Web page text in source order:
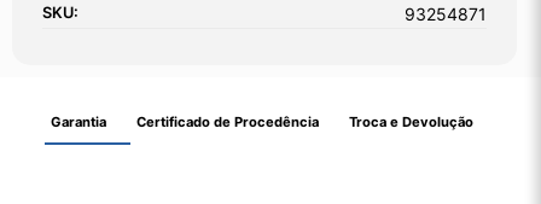
SKU: 93254871
Garantia Certificado de Procedência Troca e Devolução